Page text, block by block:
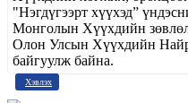
"Нэгдүгээрт хүүхэд”
Монголын Хүүхдийн
Олон Улсын Хүүхдийн
байгуулж байна.
Хэвлэх